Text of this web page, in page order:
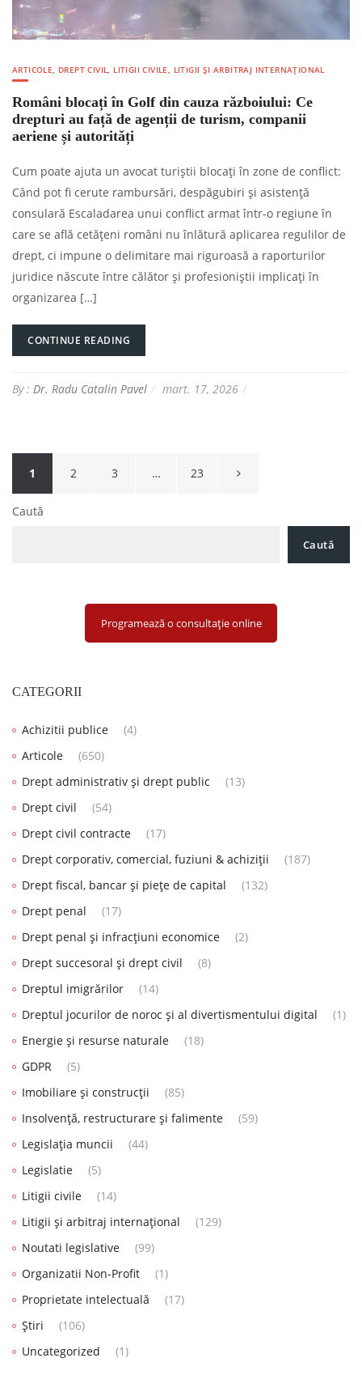
ARTICOLE, DREPT CIVIL, LITIGII CIVILE, LITIGII ȘI ARBITRAJ INTERNAȚIONAL
Români blocați în Golf din cauza războiului: Ce
drepturi au față de agenții de turism, companii
aeriene și autorități
Cum poate ajuta un avocat turiștii blocați în zone de conflict:
Când pot fi cerute rambursări, despăgubiri și asistență
consulară Escaladarea unui conflict armat într-o regiune în
care se află cetățeni români nu înlătură aplicarea regulilor de
drept, ci impune o delimitare mai riguroasă a raporturilor
juridice născute între călător și profesioniștii implicați în
organizarea […]
CONTINUE READING
By : Dr. Radu Catalin Pavel mart. 17, 2026
Paginație
articole
1 2 3 … 23
Caută
Caută
Programează o consultație online
CATEGORII
Achizitii publice
(4)
Articole
(650)
Drept administrativ și drept public
(13)
Drept civil
(54)
Drept civil contracte
(17)
Drept corporativ, comercial, fuziuni & achiziții
(187)
Drept fiscal, bancar și piețe de capital
(132)
Drept penal
(17)
Drept penal și infracțiuni economice
(2)
Drept succesoral și drept civil
(8)
Dreptul imigrărilor
(14)
Dreptul jocurilor de noroc și al divertismentului digital
(1)
Energie și resurse naturale
(18)
GDPR
(5)
Imobiliare și construcții
(85)
Insolvență, restructurare și falimente
(59)
Legislația muncii
(44)
Legislatie
(5)
Litigii civile
(14)
Litigii și arbitraj internațional
(129)
Noutati legislative
(99)
Organizatii Non-Profit
(1)
Proprietate intelectuală
(17)
Știri
(106)
Uncategorized
(1)